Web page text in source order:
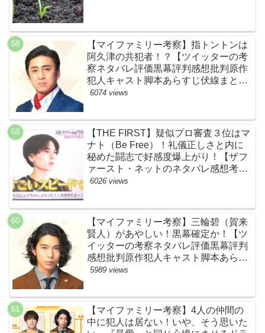
【マイファミリー考察】指トントンは
阿久津の共犯者！？【ツイッターの考
察ネタバレ評価黒幕評判感想批判原作
犯人キャスト脚本あらすじ伏線まと
め・松本幸四郎】
6074 views
【THE FIRST】疑似プロ審査３位はマ
ナト（Be Free）！礼儀正しさと内に
秘めた闘志で好感度爆上がり！【ザフ
ァースト・ネットのネタバレ感想考察
まとめ・スッキリ・BE:FIRST・ビー
6026 views
【マイファミリー考察】三輪碧（賀来
賢人）があやしい！黒幕確定か！【ツ
イッターの考察ネタバレ評価黒幕評判
感想批判原作犯人キャスト脚本あらす
じ伏線まとめ】
5989 views
【マイファミリー考察】4人の仲間の
中に犯人は居ない！いや、そう思いた